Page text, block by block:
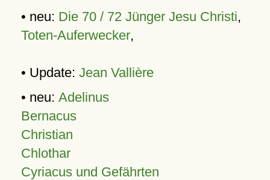
• neu: Die 70 / 72 Jünger Jesu Christi,
Toten-Auferwecker,
• Update: Jean Vallière
• neu: Adelinus
Bernacus
Christian
Chlothar
Cyriacus und Gefährten